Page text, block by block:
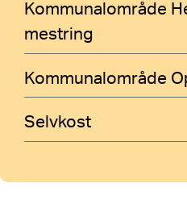
Kommunalområde
mestring
Kommunalområde
Selvkost